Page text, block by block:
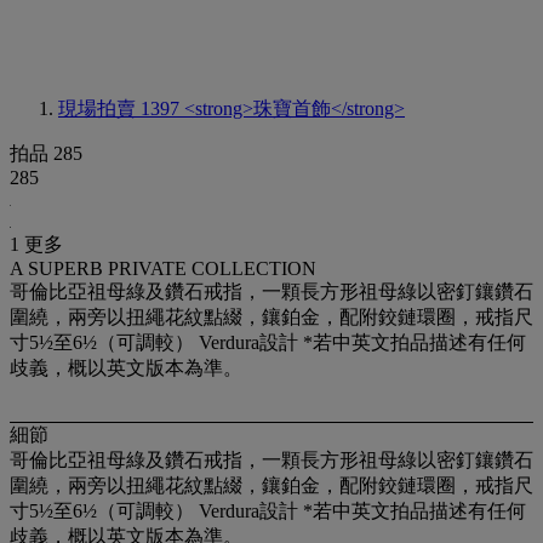
現場拍賣 1397 <strong>珠寶首飾</strong>
拍品 285
285
1 更多
A SUPERB PRIVATE COLLECTION
哥倫比亞祖母綠及鑽石戒指，一顆長方形祖母綠以密釘鑲鑽石
圍繞，兩旁以扭繩花紋點綴，鑲鉑金，配附鉸鏈環圈，戒指尺
寸5½至6½（可調較） Verdura設計 *若中英文拍品描述有任何
歧義，概以英文版本為準。
細節
哥倫比亞祖母綠及鑽石戒指，一顆長方形祖母綠以密釘鑲鑽石
圍繞，兩旁以扭繩花紋點綴，鑲鉑金，配附鉸鏈環圈，戒指尺
寸5½至6½（可調較） Verdura設計 *若中英文拍品描述有任何
歧義，概以英文版本為準。